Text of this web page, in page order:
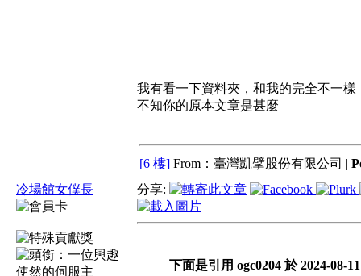
我有看一下資料夾，和我的完全不一
不知你的原本文章是甚麼
[6 樓] From：臺灣凱擘股份有限公司 |
冷場館女僕長
分享:
下面是引用 ogc0204 於 2024-08-